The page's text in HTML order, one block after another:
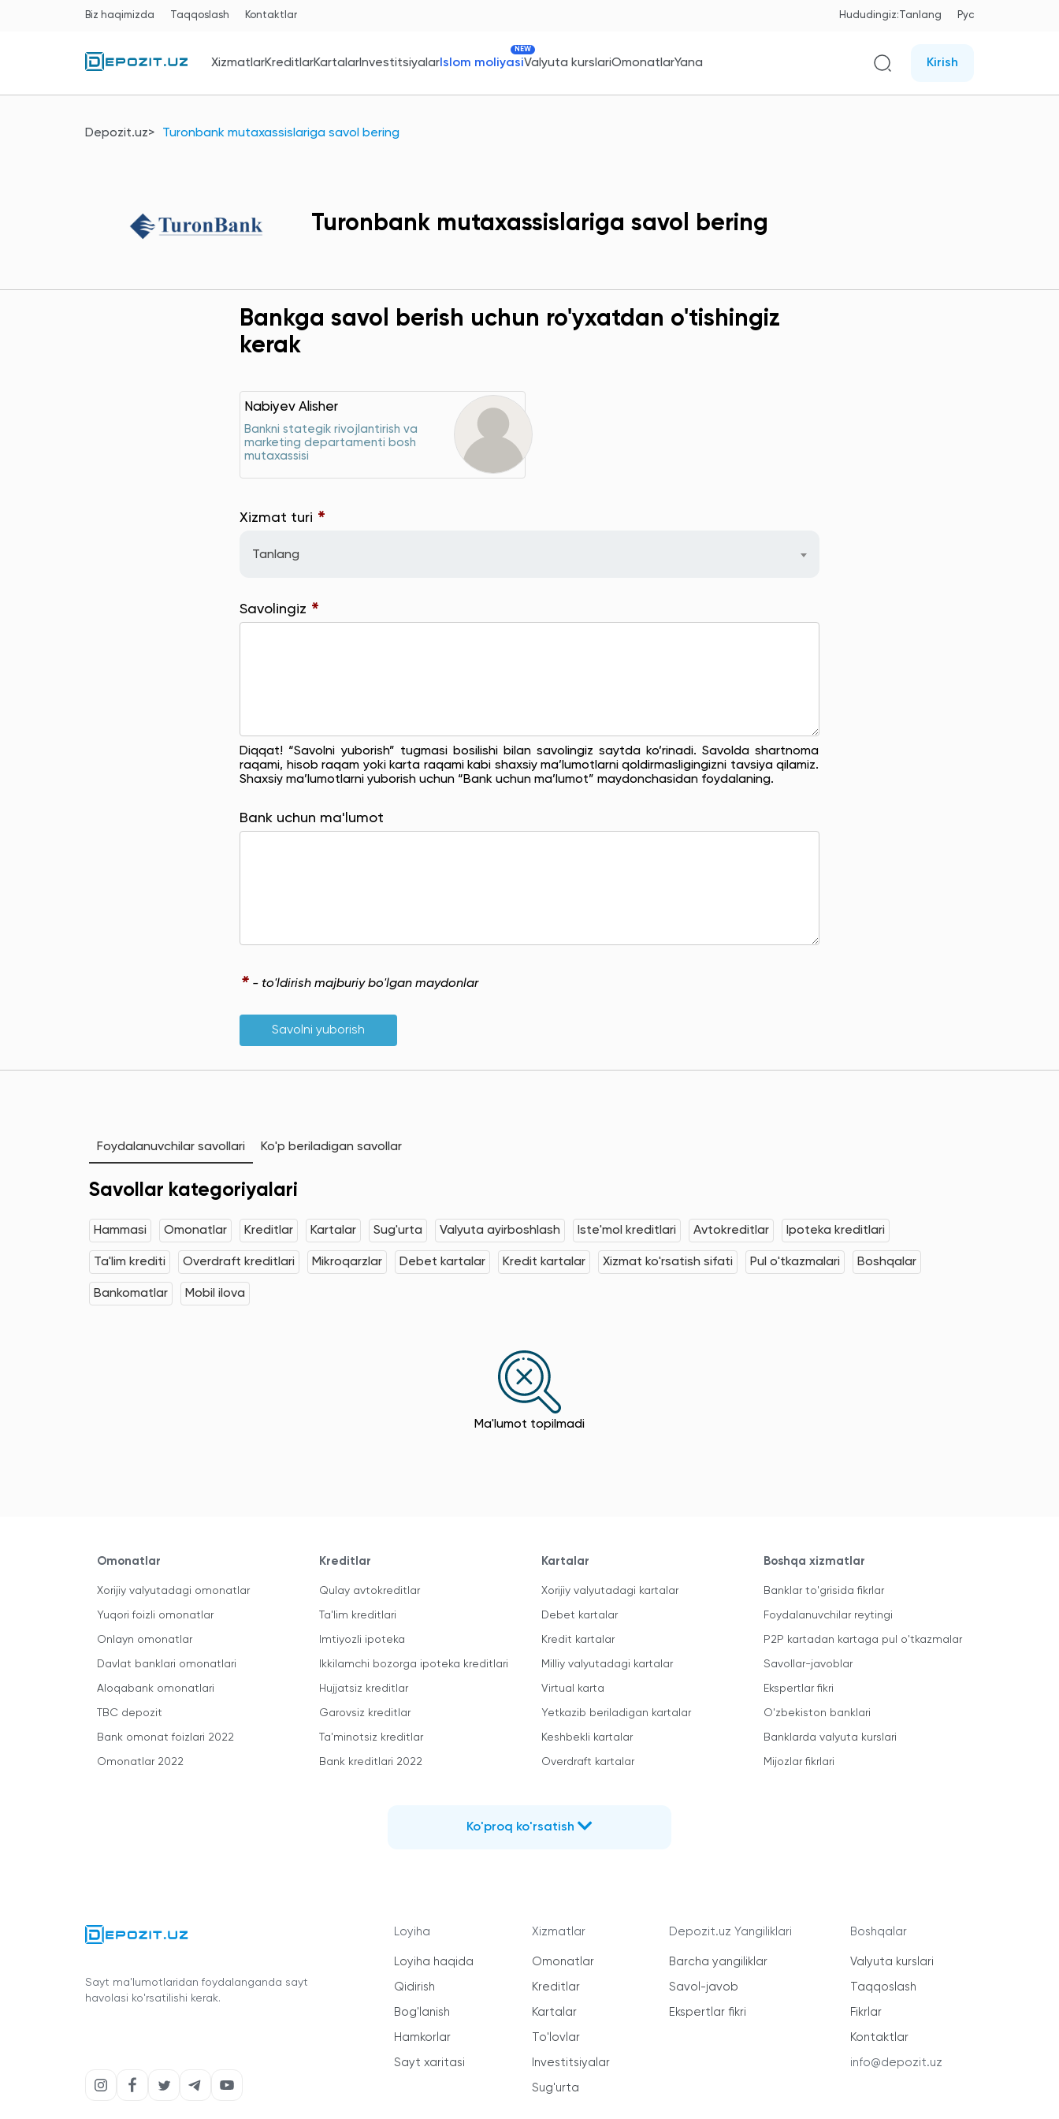
Biz haqimizda Taqqoslash Kontaktlar Hududingiz:Tanlang Рус
XizmatlarKreditlarKartalarInvestitsiyalarIslom moliyasi
NEW
Valyuta kurslariOmonatlarYana Kirish
Depozit.uz Turonbank mutaxassislariga savol bering
Turonbank mutaxassislariga savol bering
Bankga savol berish uchun ro'yxatdan o'tishingiz
kerak
Nabiyev Alisher
Bankni stategik rivojlantirish va
marketing departamenti bosh
mutaxassisi
Xizmat turi *
Tanlang
Savolingiz *
Diqqat! “Savolni yuborish” tugmasi bosilishi bilan savolingiz saytda ko’rinadi. Savolda shartnoma
raqami, hisob raqam yoki karta raqami kabi shaxsiy ma’lumotlarni qoldirmasligingizni tavsiya qilamiz.
Shaxsiy ma’lumotlarni yuborish uchun “Bank uchun ma’lumot” maydonchasidan foydalaning.
Bank uchun ma'lumot
* - to'ldirish majburiy bo'lgan maydonlar
Savolni yuborish
Foydalanuvchilar savollari Ko'p beriladigan savollar
Savollar kategoriyalari
Hammasi Omonatlar Kreditlar Kartalar Sug'urta Valyuta ayirboshlash Iste'mol kreditlari Avtokreditlar Ipoteka kreditlari
Ta'lim krediti Overdraft kreditlari Mikroqarzlar Debet kartalar Kredit kartalar Xizmat ko'rsatish sifati Pul o'tkazmalari Boshqalar
Bankomatlar Mobil ilova
Ma'lumot topilmadi
Omonatlar
Xorijiy valyutadagi omonatlar
Yuqori foizli omonatlar
Onlayn omonatlar
Davlat banklari omonatlari
Aloqabank omonatlari
TBC depozit
Bank omonat foizlari 2022
Omonatlar 2022
Kreditlar
Qulay avtokreditlar
Ta'lim kreditlari
Imtiyozli ipoteka
Ikkilamchi bozorga ipoteka kreditlari
Hujjatsiz kreditlar
Garovsiz kreditlar
Ta'minotsiz kreditlar
Bank kreditlari 2022
Kartalar
Xorijiy valyutadagi kartalar
Debet kartalar
Kredit kartalar
Milliy valyutadagi kartalar
Virtual karta
Yetkazib beriladigan kartalar
Keshbekli kartalar
Overdraft kartalar
Boshqa xizmatlar
Banklar to'grisida fikrlar
Foydalanuvchilar reytingi
P2P kartadan kartaga pul o'tkazmalar
Savollar-javoblar
Ekspertlar fikri
O'zbekiston banklari
Banklarda valyuta kurslari
Mijozlar fikrlari
Ko'proq ko'rsatish
Sayt ma'lumotlaridan foydalanganda sayt
havolasi ko'rsatilishi kerak.
Loyiha
Loyiha haqida
Qidirish
Bog'lanish
Hamkorlar
Sayt xaritasi
Xizmatlar
Omonatlar
Kreditlar
Kartalar
To'lovlar
Investitsiyalar
Sug'urta
Depozit.uz Yangiliklari
Barcha yangiliklar
Savol-javob
Ekspertlar fikri
Boshqalar
Valyuta kurslari
Taqqoslash
Fikrlar
Kontaktlar
info@depozit.uz